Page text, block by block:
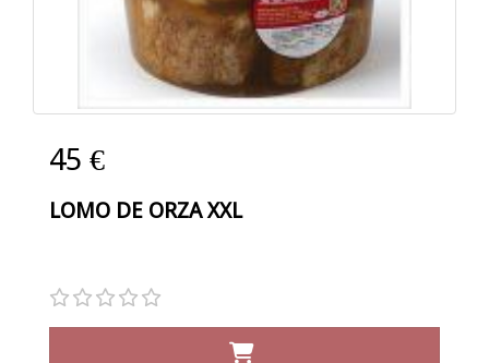
45 €
LOMO DE ORZA XXL